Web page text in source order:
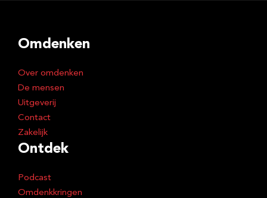
Omdenken
Over omdenken
De mensen
Uitgeverij
Contact
Zakelijk
Ontdek
Podcast
Omdenkkringen